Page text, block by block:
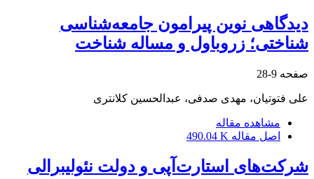
دیدگاهی نوین پیرامون جامعه‌شناسی
شناختی؛ زروباول و مساله شناخت
صفحه 9-28
علی فتوتیان، مهدی صدفی، عبدالحسین کلانتری
مشاهده مقاله
اصل مقاله 490.04 K
شرکت‌های استارت‌آپی و دولت نئولیبرالی